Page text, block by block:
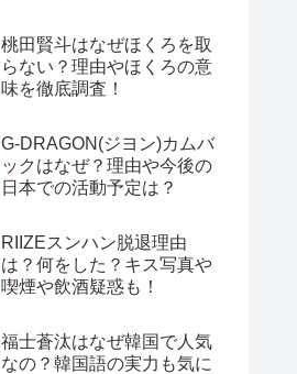
桃田賢斗はなぜほくろを取
らない？理由やほくろの意
味を徹底調査！
G-DRAGON(ジヨン)カムバ
ックはなぜ？理由や今後の
日本での活動予定は？
RIIZEスンハン脱退理由
は？何をした？キス写真や
喫煙や飲酒疑惑も！
福士蒼汰はなぜ韓国で人気
なの？韓国語の実力も気に